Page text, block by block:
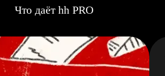
Что даёт hh PRO